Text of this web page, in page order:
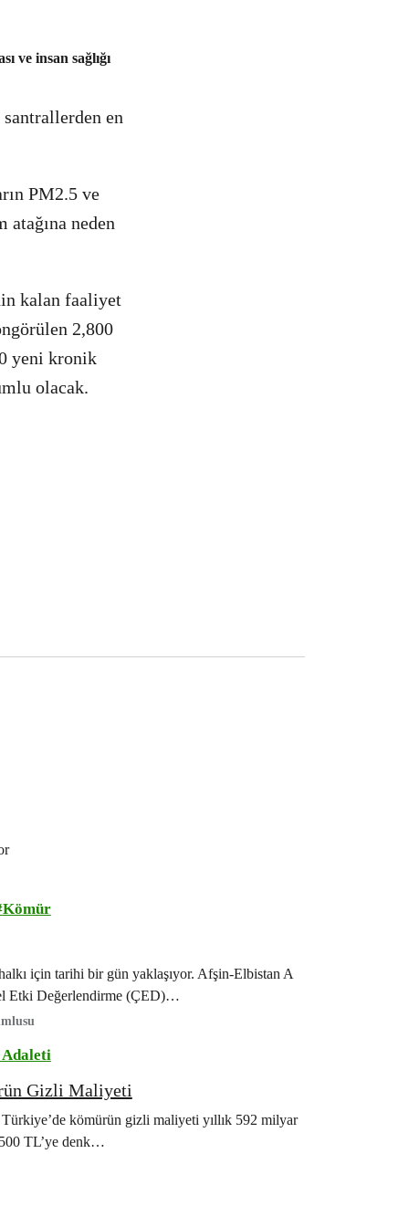
ve insan sağlığı
en
PM2.5 ve
atağına neden
kalan faaliyet
2,800
yeni kronik
olacak.
Kömür
için tarihi bir gün yaklaşıyor. Afşin-Elbistan A
Etki Değerlendirme (ÇED)…
Gizli Maliyeti
kömürün gizli maliyeti yıllık 592 milyar
TL’ye denk…